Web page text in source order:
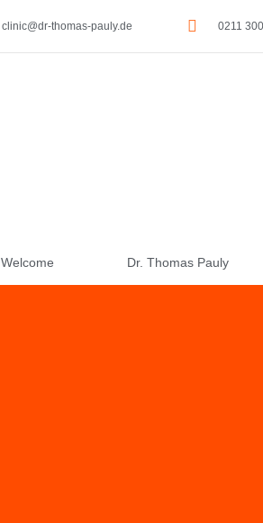
clinic@dr-thomas-pauly.de 0211
Welcome Dr. Thomas Pauly